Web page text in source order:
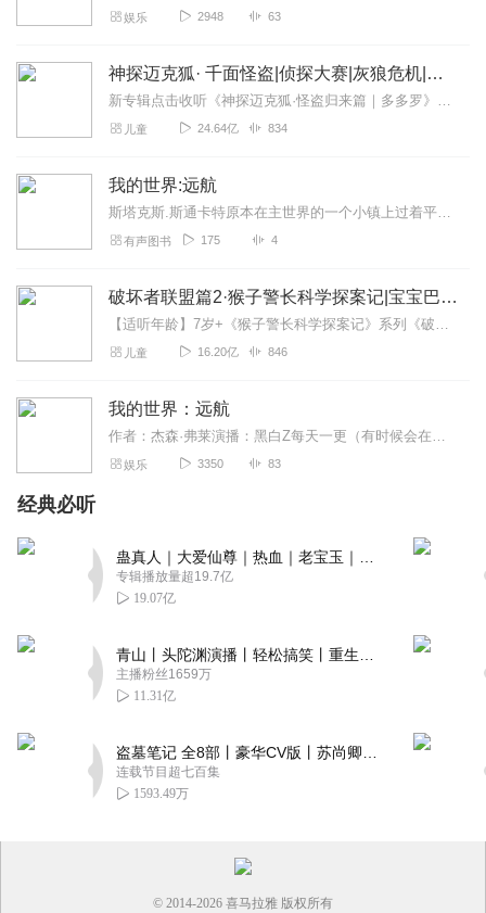
娱乐 2948 63
神探迈克狐· 千面怪盗|侦探大赛|灰狼危机|多多罗
新专辑点击收听《神探迈克狐·怪盗归来篇｜多多罗》！！！>>>点击进入主播橱窗购买《神探迈克狐》系列图书吧!<<<多多罗故事【点击前往】收听多多罗其他好玩有趣的故...
儿童 24.64亿 834
我的世界:远航
斯塔克斯.斯通卡特原本在主世界的一个小镇上过着平平淡淡的日子。然而有一天，一群匪徒跟着他们的头领闯进庄园，把这里洗劫一空，还抓走了斯塔克斯。他被抛在怪物出没的孤...
有声图书 175 4
破坏者联盟篇2·猴子警长科学探案记|宝宝巴士故事
【适听年龄】7岁+《猴子警长科学探案记》系列《破坏者联盟篇1·猴子警长科学探案记》>>>《破坏者联盟篇2·猴子警长科学探案记》>>>《破坏者联盟篇3·猴子警长科...
儿童 16.20亿 846
我的世界：远航
作者：杰森·弗莱演播：黑白Z每天一更（有时候会在原基础上暴更）“斯塔克斯，我知道他毁了你过去的生活，但不要再让他夺走你的未来。”
娱乐 3350 83
经典必听
专辑播放量超19.7亿
19.07亿
主播粉丝1659万
11.31亿
连载节目超七百集
1593.49万
© 2014-2026 喜马拉雅 版权所有